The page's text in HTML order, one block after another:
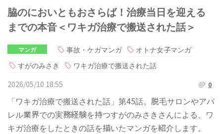
脇のにおいともおさらば！治療当日を迎える
までの本音＜ワキガ治療で搬送された話＞
マンガ 事故・ケガマンガ
オトナ女子マンガ
すがのみさき
ワキガ治療で搬送された話
2026/05/10 18:55
0
「ワキガ治療で搬送された話」第45話。脱毛サロンやアパ
レル業界での実務経験を持つすがのみさきさんによる、ワ
キガ治療をしたときの話を描いたマンガを紹介します。